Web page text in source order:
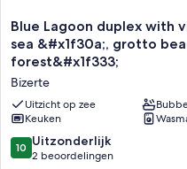
Blue
Lagoon
duplex
with
views
of
cape
blanc,
sea
Blue Lagoon duplex with
sea &#x1f30a;, grotto
forest&#x1f333;
Bizerte
Uitzicht op zee
Keuken
10.0
van
10 Uitzonderlijk
2 beoordelingen